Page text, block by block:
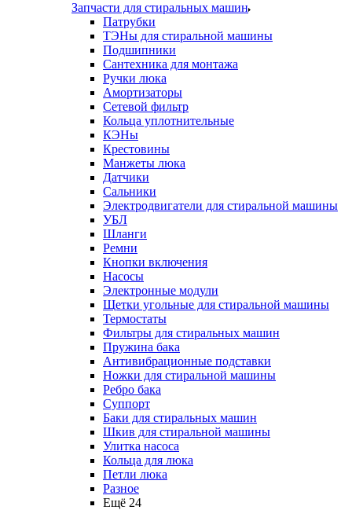
Запчасти для стиральных машин
Патрубки
ТЭНы для стиральной машины
Подшипники
Сантехника для монтажа
Ручки люка
Амортизаторы
Сетевой фильтр
Кольца уплотнительные
КЭНы
Крестовины
Манжеты люка
Датчики
Сальники
Электродвигатели для стиральной машины
УБЛ
Шланги
Ремни
Кнопки включения
Насосы
Электронные модули
Щетки угольные для стиральной машины
Термостаты
Фильтры для стиральных машин
Пружина бака
Антивибрационные подставки
Ножки для стиральной машины
Ребро бака
Суппорт
Баки для стиральных машин
Шкив для стиральной машины
Улитка насоса
Кольца для люка
Петли люка
Разное
Ещё 24